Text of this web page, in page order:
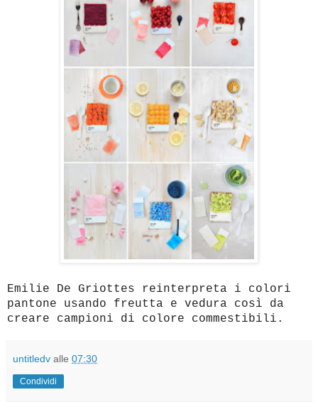
Emilie De Griottes reinterpreta i colori
pantone usando freutta e vedura così da
creare campioni di colore commestibili.
untitledv alle 07:30
Condividi